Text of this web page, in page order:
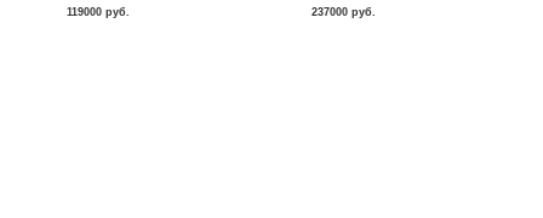
119000 руб. 237000 руб.